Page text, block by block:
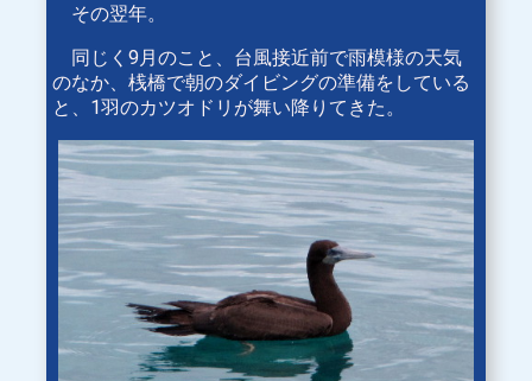
その翌年。
同じく9月のこと、台風接近前で雨模様の天気
のなか、桟橋で朝のダイビングの準備をしている
と、1羽のカツオドリが舞い降りてきた。